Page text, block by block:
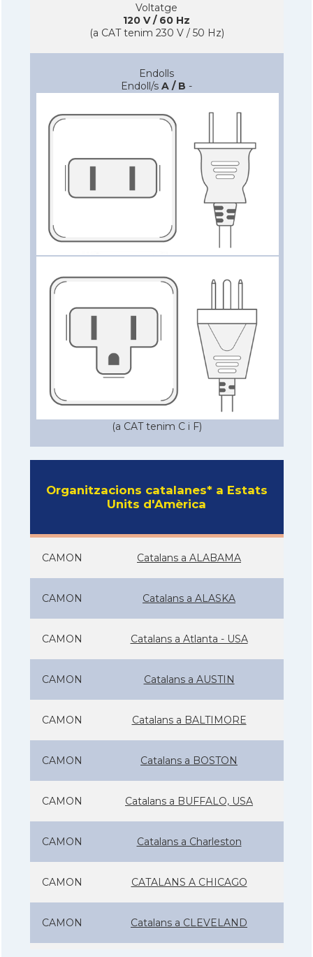
Voltatge
120 V / 60 Hz
(a CAT tenim 230 V / 50 Hz)
Endolls
Endoll/s A / B -
(a CAT tenim C i F)
Organitzacions catalanes* a Estats
Units d'Amèrica
CAMON Catalans a ALABAMA
CAMON Catalans a ALASKA
CAMON Catalans a Atlanta - USA
CAMON Catalans a AUSTIN
CAMON Catalans a BALTIMORE
CAMON Catalans a BOSTON
CAMON Catalans a BUFFALO, USA
CAMON Catalans a Charleston
CAMON CATALANS A CHICAGO
CAMON Catalans a CLEVELAND